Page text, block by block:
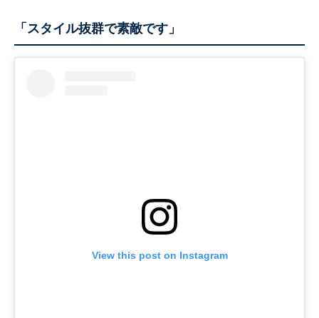
「スタイル抜群で素敵です」
View this post on Instagram